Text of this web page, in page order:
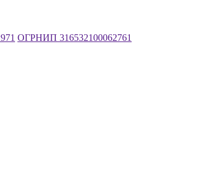
ОГРНИП 316532100062761